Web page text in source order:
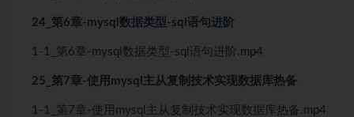
24_第6章-mysql数据类型-sql语句进阶
1-1_第6章-mysql数据类型-sql语句进阶.mp4
25_第7章-使用mysql主从复制技术实现数据库热备
1-1_第7章-使用mysql主从复制技术实现数据库热备.mp4